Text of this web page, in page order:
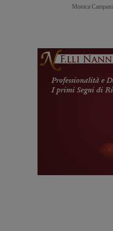
Monica Campani